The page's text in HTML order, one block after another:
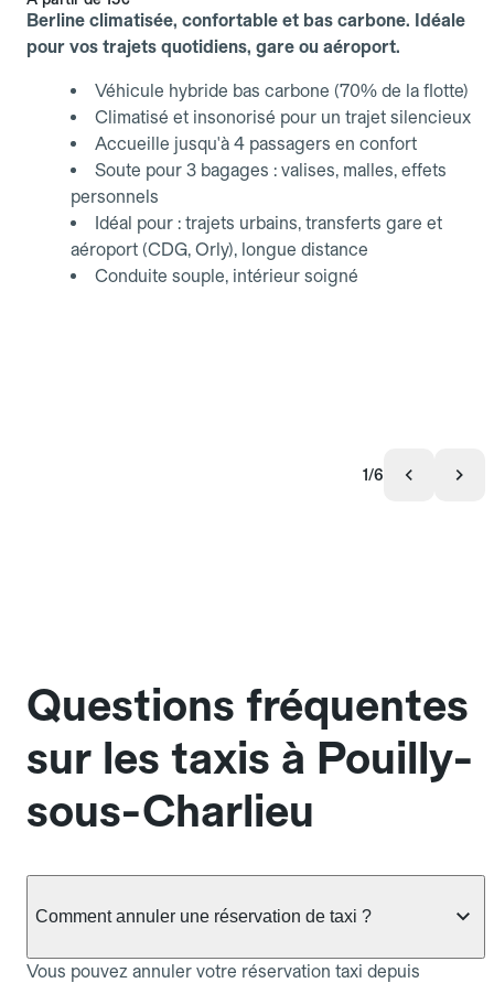
Berline climatisée, confortable et bas carbone. Idéale
pour vos trajets quotidiens, gare ou aéroport.
Véhicule hybride bas carbone (70% de la flotte)
Climatisé et insonorisé pour un trajet silencieux
Accueille jusqu'à 4 passagers en confort
Soute pour 3 bagages : valises, malles, effets
personnels
Idéal pour : trajets urbains, transferts gare et
aéroport (CDG, Orly), longue distance
Conduite souple, intérieur soigné
1/6
Questions fréquentes
sur les taxis à Pouilly-
sous-Charlieu
Comment annuler une réservation de taxi ?
Vous pouvez annuler votre réservation taxi depuis